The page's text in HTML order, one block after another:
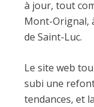
à jour, tout
Mont-Orignal,
de Saint-Luc.
Le site web
subi une
tendances, et